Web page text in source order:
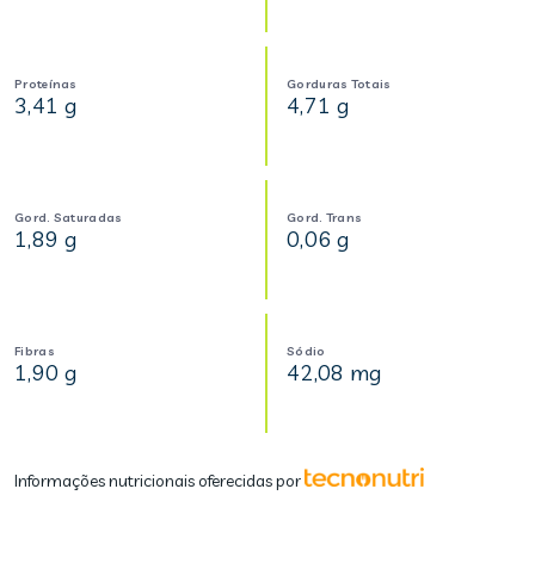
Proteínas
3,41 g
Gorduras Totais
4,71 g
Gord. Saturadas
1,89 g
Gord. Trans
0,06 g
Fibras
1,90 g
Sódio
42,08 mg
Informações nutricionais oferecidas por